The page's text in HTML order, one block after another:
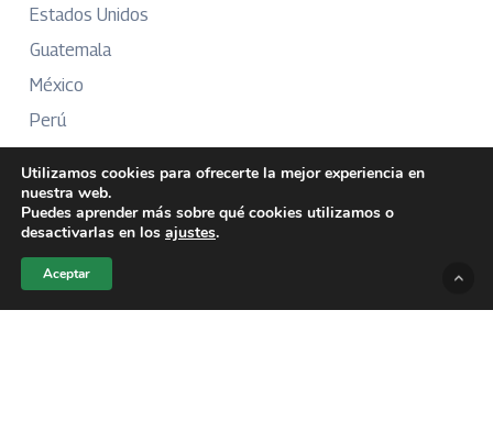
Estados Unidos
Guatemala
México
Perú
Más Información
Sobre Nosotros
Directorio
Utilizamos cookies para ofrecerte la mejor experiencia en
nuestra web.
Puedes aprender más sobre qué cookies utilizamos o
desactivarlas en los ajustes.
Aceptar